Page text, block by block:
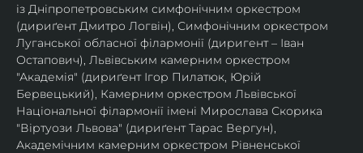
із Дніпропетровським симфонічним оркестром
(дириґент Дмитро Логвін), Симфонічним оркестром
Луганської обласної філармонії (диригент – Іван
Остапович), Львівським камерним оркестром
"Академія" (дириґент Ігор Пилатюк, Юрій
Бервецький), Камерним оркестром Львівської
Національної філармонії імені Мирослава Скорика
"Віртуози Львова" (дириґент Тарас Вергун),
Академічним камерним оркестром Рівненської